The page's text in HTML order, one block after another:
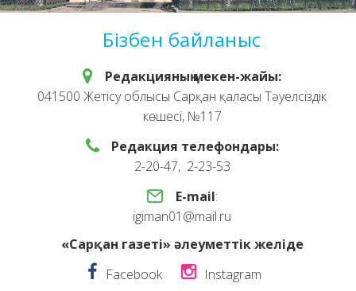
Бізбен байланыс
Редакцияның мекен-жайы:
041500 Жетісу облысы Сарқан қаласы Тәуелсіздік
көшесі, №117
Редакция телефондары:
2-20-47, 2-23-53
E-mail:
igiman01@mail.ru
«Сарқан газеті» әлеуметтік желіде
Facebook
Instagram